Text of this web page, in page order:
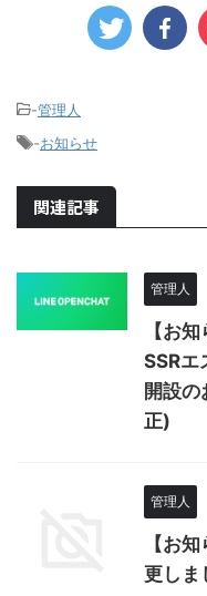
-管理人
-お知らせ
関連記事
管理人
【お
SSRエ
開設
正)
管理人
【お
更しま